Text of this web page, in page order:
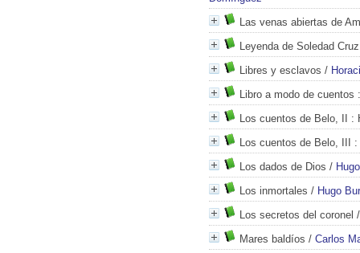
Las venas abiertas de
Leyenda de Soledad Cruz
Libres y esclavos /
Libro a modo de cuentos
Los cuentos de Belo, II
:
Los cuentos de Belo, III
:
Los dados de Dios /
Los inmortales / Hugo
Los secretos del coronel
Mares baldíos / Carlos